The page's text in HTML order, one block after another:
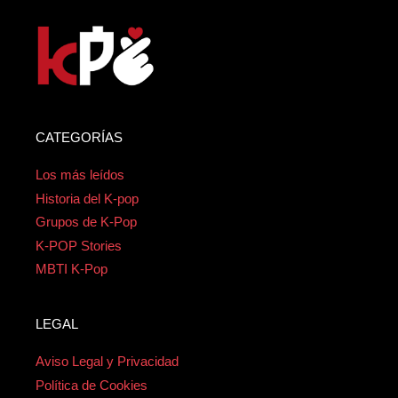
CATEGORÍAS
Los más leídos
Historia del K-pop
Grupos de K-Pop
K-POP Stories
MBTI K-Pop
LEGAL
Aviso Legal y Privacidad
Política de Cookies